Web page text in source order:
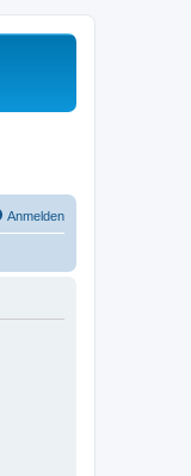
Anmelden